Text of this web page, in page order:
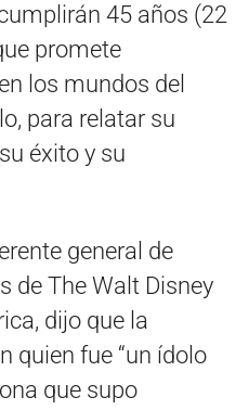
45 años (22
promete
los mundos del
para relatar su
éxito y su
general de
de The Walt Disney
dijo que la
quien fue “un ídolo
que supo